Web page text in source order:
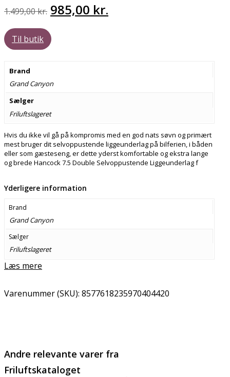
1.499,00kr. Den
pris
985,00 kr.
Til butik
Brand
Grand Canyon
Sælger
Friluftslageret
Hvis du ikke vil gå på kompromis med en god nats søvn og primært
mest bruger dit selvoppustende liggeunderlag på bilferien, i båden
eller som gæsteseng, er dette yderst komfortable og ekstra lange
og brede Hancock 7.5 Double Selvoppustende Liggeunderlag f
Yderligere information
Brand
Grand Canyon
Sælger
Friluftslageret
Læs mere
Varenummer (SKU): 8577618235970404420
Andre relevante varer fra
Friluftskataloget